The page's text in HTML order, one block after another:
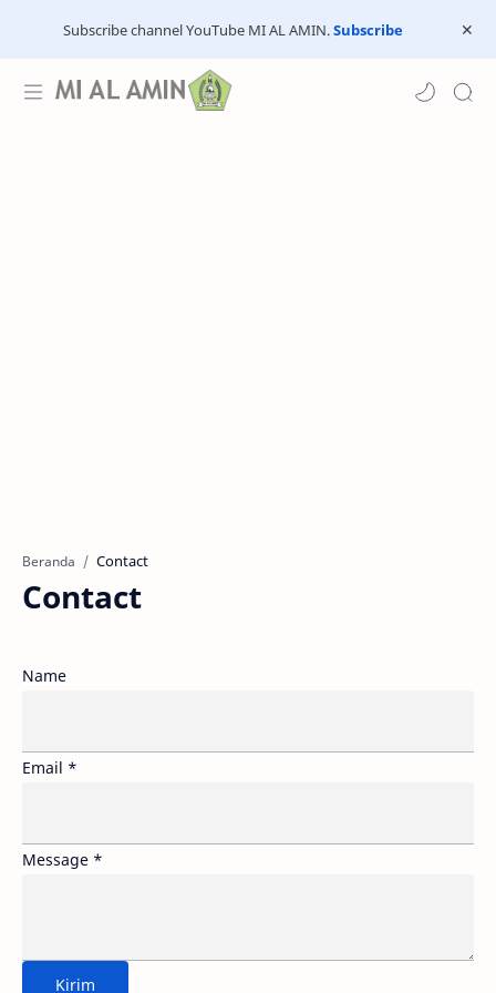
Subscribe channel YouTube MI AL AMIN.Subscribe
Beranda
Contact
Name
Email *
Message *